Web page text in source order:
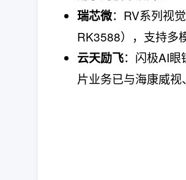
瑞芯微：RV系列视
RK3588），支持多
云天励飞：闪极AI
片业务已与海康威视